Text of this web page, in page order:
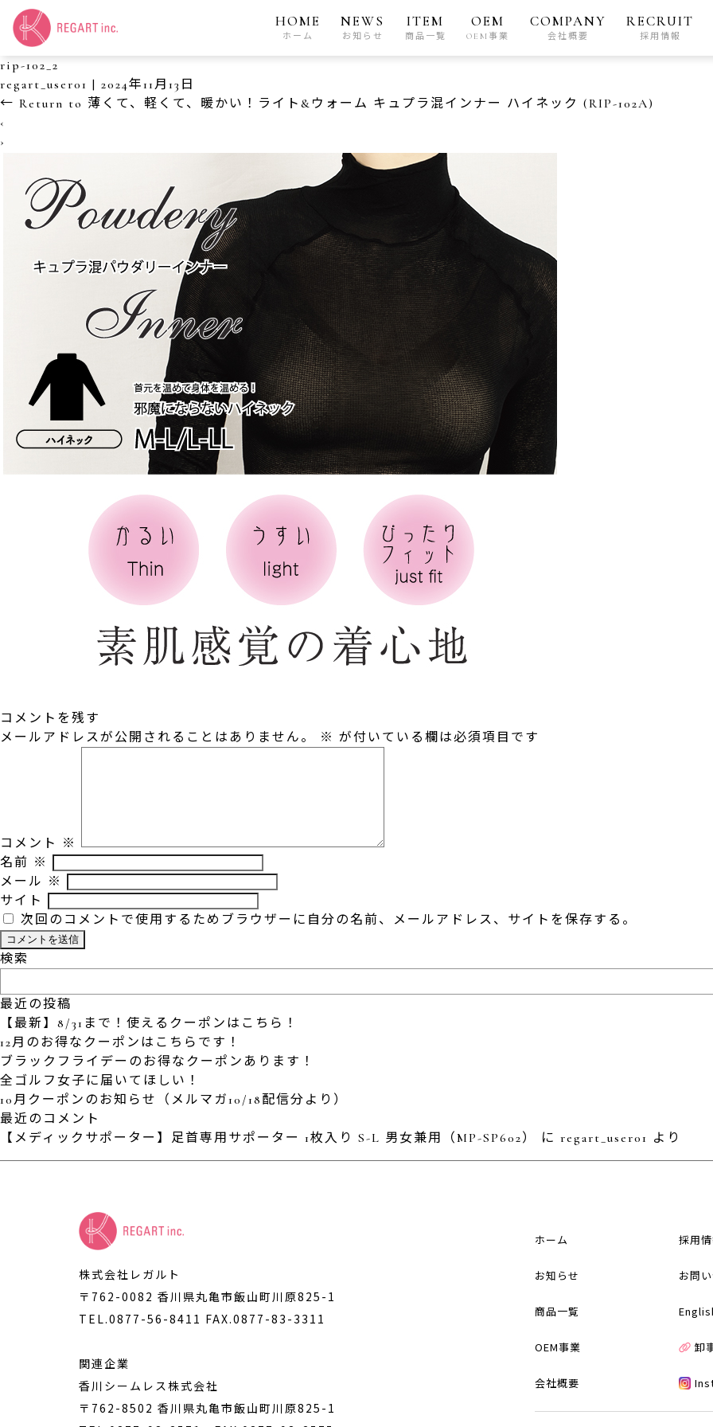
HOME
ホーム
NEWS
お知らせ
ITEM
商品一覧
OEM
OEM事業
COMPANY
会社概要
RECRUIT
採用情報
rip-102_2
regart_user01 | 2024年11月13日
← Return to 薄くて、軽くて、暖かい！ライト&ウォーム キュプラ混インナー ハイネック (RIP-102A)
‹
›
コメントを残す
メールアドレスが公開されることはありません。
※ が付いている欄は必須項目です
コメント ※
名前 ※
メール ※
サイト
次回のコメントで使用するためブラウザーに自分の名前、メールアドレス、サイトを保存する。
検索
最近の投稿
【最新】8/31まで！使えるクーポンはこちら！
12月のお得なクーポンはこちらです！
ブラックフライデーのお得なクーポンあります！
全ゴルフ女子に届いてほしい！
10月クーポンのお知らせ（メルマガ10/18配信分より）
最近のコメント
【メディックサポーター】足首専用サポーター 1枚入り S-L 男女兼用（MP-SP602）
に regart_user01 より
株式会社レガルト
〒762-0082 香川県丸亀市飯山町川原825-1
TEL.0877-56-8411 FAX.0877-83-3311
関連企業
香川シームレス株式会社
〒762-8502 香川県丸亀市飯山町川原825-1
ホーム 採用
お知らせ お問
商品一覧
OEM事業 卸
会社概要